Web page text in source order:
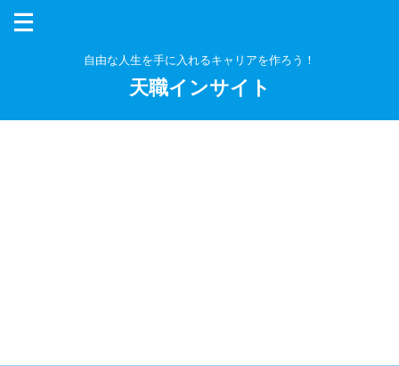
自由な人生を手に入れるキャリアを作ろう！
天職インサイト